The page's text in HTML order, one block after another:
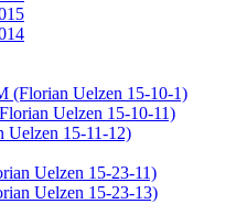
(Florian Uelzen 15-10-1)
Uelzen 15-10-11)
Uelzen 15-11-12)
Uelzen 15-23-11)
Uelzen 15-23-13)